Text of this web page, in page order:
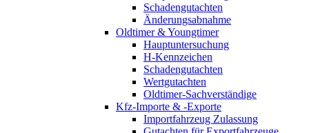
Schadengutachten
Änderungsabnahme
Oldtimer & Youngtimer
Hauptuntersuchung
H-Kennzeichen
Schadengutachten
Wertgutachten
Oldtimer-Sachverständige
Kfz-Importe & -Exporte
Importfahrzeug Zulassung